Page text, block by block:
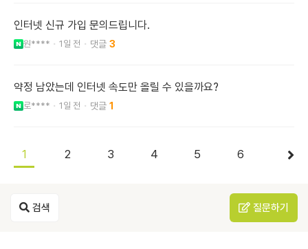
인터넷 신규 가입 문의드립니다.
원**** 1일 전 3
약정 남았는데 인터넷 속도만 올릴 수 있을까요?
로**** 1일 전 1
1 2 3 4 5 6
검색 질문하기